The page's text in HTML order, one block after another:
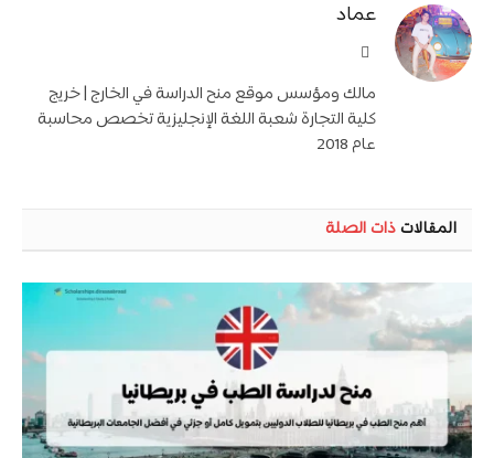
عماد
مالك ومؤسس موقع منح الدراسة في الخارج | خريج
كلية التجارة شعبة اللغة الإنجليزية تخصص محاسبة
عام 2018
المقالاتذات الصلة